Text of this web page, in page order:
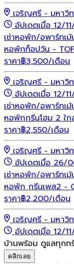
เจริญศรี - มหาวิ
อัปเดตเมื่อ 12/
เช่าหอพัก/อพาร์ทเม้
หอพักท็อปวัน -
ราคา฿3,500/เดือน
เจริญศรี - มหาวิ
อัปเดตเมื่อ 12/
เช่าหอพัก/อพาร์ทเม้
หอพักกรีนโฮม 2 ใ
ราคา฿2,550/เดือน
เจริญศรี - มหาวิ
อัปเดตเมื่อ 26/
เช่าหอพัก/อพาร์ทเม้
หอพัก กรีนเพส2 -
ราคา฿2,200/เดือน
เจริญศรี - มหาวิ
อัปเดตเมื่อ 12/
บ้านพร้อม ดูแลทุกท
คลิกเลย